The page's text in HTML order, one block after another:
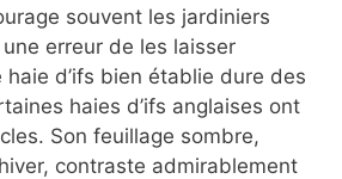
souvent les jardiniers
une erreur de les laisser
haie d’ifs bien établie dure des
haies d’ifs anglaises ont
Son feuillage sombre,
contraste admirablement